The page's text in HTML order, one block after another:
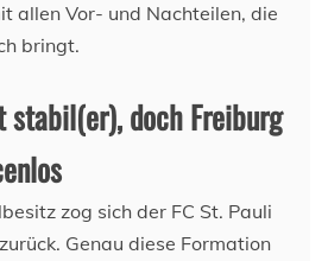
allen Vor- und Nachteilen, die
bringt.
doch Freiburg
zog sich der FC St. Pauli
Genau diese Formation